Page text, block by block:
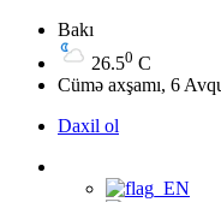
Bakı
26.50 C
Cümə axşamı, 6
Daxil ol